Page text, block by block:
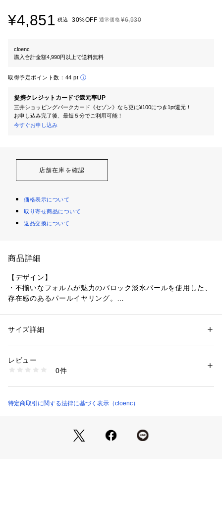
¥4,851 税込 30%OFF 通常価格¥6,930
cloenc
購入合計金額4,990円以上で送料無料
取得予定ポイント数： 44 pt
提携クレジットカードで還元率UP
三井ショッピングパークカード《セゾン》なら更に¥100につき1pt還元！
お申し込み完了後、最短５分でご利用可能！
今すぐお申し込み
店舗在庫を確認
価格表示について
取り寄せ商品について
返品交換について
商品詳細
【デザイン】
・不揃いなフォルムが魅力のバロック淡水パールを使用した、
存在感のあるパールイヤリング。
・耳にやさしくフィットするクリップ式で、長時間でも痛くな
【素材】
・ナチュラルな表情と上品な艶を持つ淡水パールを使用。
・トレンドに左右されず、長く愛用できる素材感も魅力です。
・結婚式やパーティーなどのきれいめシーンでは、顔周りの華
やかなアクセントとして活躍。
性別：レディース
ーカフ
生産国：中国製
1604600000521
サイズ詳細
レビュー
0件
特定商取引に関する法律に基づく表示（cloenc）